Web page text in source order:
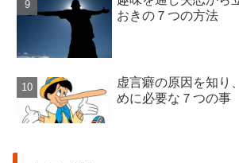
おきの７つの方法
虚言癖の原因を知り
めに必要な７つの事